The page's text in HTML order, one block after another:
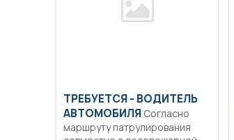
ТРЕБУЕТСЯ - ВОДИТЕЛЬ
АВТОМОБИЛЯСогласно
маршруту патрулирования